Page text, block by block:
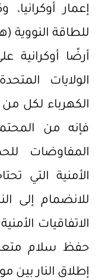
إعمار
للطاقة النووية
أرضًا أوكرانية
الولايات
الكهرباء لكل من
فإنه من
المفاوضات
الأمنية التي
للانضمام إلى
الاتفاقيات
حفظ سلام
إطلاق النار بين